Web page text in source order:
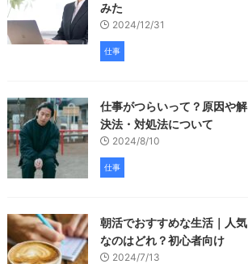
みた
2024/12/31
仕事
仕事がつらいって？原因や解
決法・対処法について
2024/8/10
仕事
朝活でおすすめな生活｜人気
なのはどれ？初心者向け
2024/7/13